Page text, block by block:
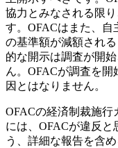
協力とみなされる限
す。 OFACはまた、自
の基準額が減額され
的な開示は調査が開
ん。 OFACが調査を開
因とはなりません。
OFACの経済制裁施行
には、 OFACが違反と
う、詳細な報告を含